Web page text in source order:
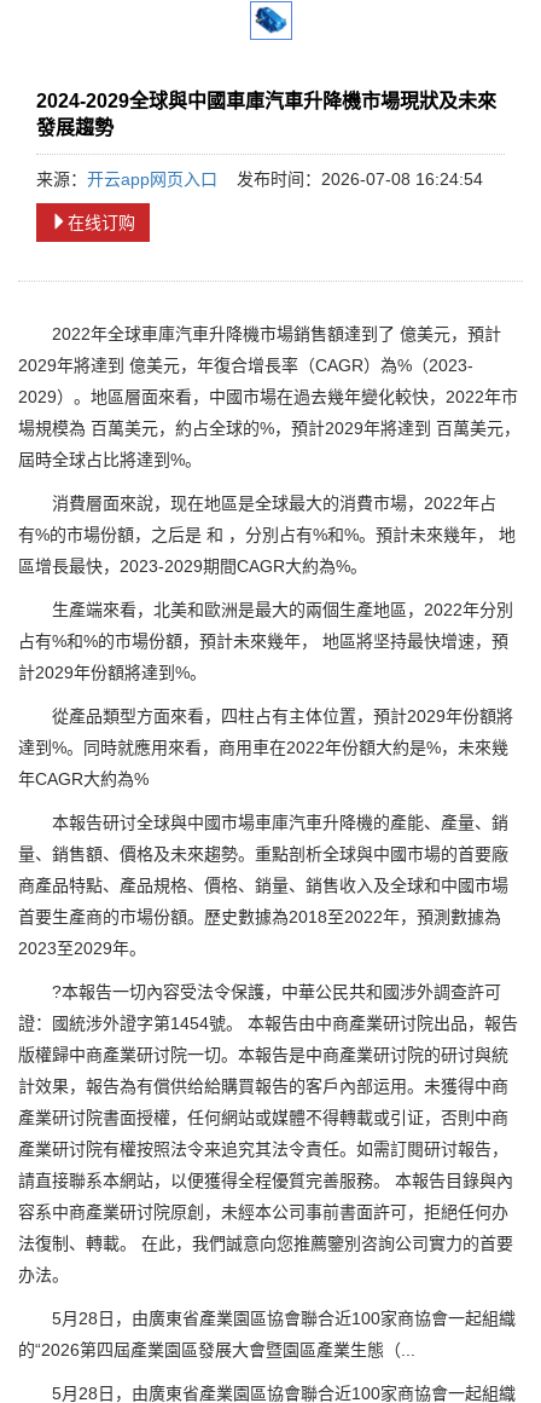
2024-2029全球與中國車庫汽車升降機市場現狀及未來
發展趨勢
来源： 开云app网页入口 发布时间：2026-07-08 16:24:54
在线订购
2022年全球車庫汽車升降機市場銷售額達到了 億美元，預計
2029年將達到 億美元，年復合增長率（CAGR）為%（2023-
2029）。地區層面來看，中國市場在過去幾年變化較快，2022年市
場規模為 百萬美元，約占全球的%，預計2029年將達到 百萬美元，
屆時全球占比將達到%。
消費層面來說，现在地區是全球最大的消費市場，2022年占
有%的市場份額，之后是 和 ，分別占有%和%。預計未來幾年， 地
區增長最快，2023-2029期間CAGR大約為%。
生產端來看，北美和歐洲是最大的兩個生產地區，2022年分別
占有%和%的市場份額，預計未來幾年， 地區將坚持最快增速，預
計2029年份額將達到%。
從產品類型方面來看，四柱占有主体位置，預計2029年份額將
達到%。同時就應用來看，商用車在2022年份額大約是%，未來幾
年CAGR大約為%
本報告研讨全球與中國市場車庫汽車升降機的產能、產量、銷
量、銷售額、價格及未來趨勢。重點剖析全球與中國市場的首要廠
商產品特點、產品規格、價格、銷量、銷售收入及全球和中國市場
首要生產商的市場份額。歷史數據為2018至2022年，預測數據為
2023至2029年。
?本報告一切內容受法令保護，中華公民共和國涉外調查許可
證：國統涉外證字第1454號。 本報告由中商產業研讨院出品，報告
版權歸中商產業研讨院一切。本報告是中商產業研讨院的研讨與統
計效果，報告為有償供给給購買報告的客戶內部运用。未獲得中商
產業研讨院書面授權，任何網站或媒體不得轉載或引证，否則中商
產業研讨院有權按照法令来追究其法令責任。如需訂閱研讨報告，
請直接聯系本網站，以便獲得全程優質完善服務。 本報告目錄與內
容系中商產業研讨院原創，未經本公司事前書面許可，拒絕任何办
法復制、轉載。 在此，我們誠意向您推薦鑒別咨詢公司實力的首要
办法。
5月28日，由廣東省產業園區協會聯合近100家商協會一起組織
的“2026第四屆產業園區發展大會暨園區產業生態（...
5月28日，由廣東省產業園區協會聯合近100家商協會一起組織